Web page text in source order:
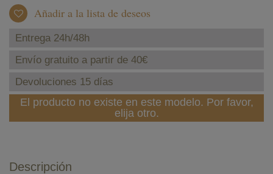
Añadir a la lista de deseos
Entrega 24h/48h
Envío gratuito a partir de 40€
Devoluciones 15 días
El producto no existe en este modelo. Por favor,
elija otro.
Descripción